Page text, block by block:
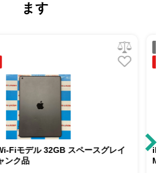
ます
Fiモデル 32GB スペースグレイ
ンク品